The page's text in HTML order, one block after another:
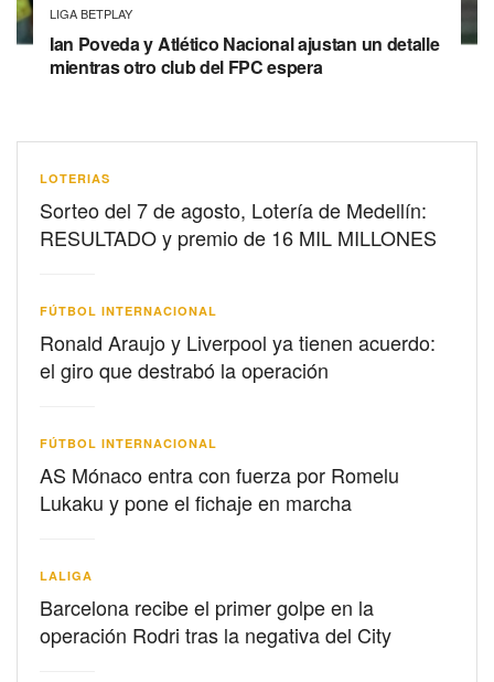
LIGA BETPLAY
Ian Poveda y Atlético Nacional ajustan un detalle
mientras otro club del FPC espera
LOTERIAS
Sorteo del 7 de agosto, Lotería de Medellín:
RESULTADO y premio de 16 MIL MILLONES
FÚTBOL INTERNACIONAL
Ronald Araujo y Liverpool ya tienen acuerdo:
el giro que destrabó la operación
FÚTBOL INTERNACIONAL
AS Mónaco entra con fuerza por Romelu
Lukaku y pone el fichaje en marcha
LALIGA
Barcelona recibe el primer golpe en la
operación Rodri tras la negativa del City